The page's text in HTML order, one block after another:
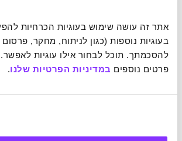
פרטים נוספים במדיניות הפרטיות שלנו.
להשראה:אימוג'ידיק, תרגום של מובי דיק
האימוג'י; או טייס ומטוס שיכתבודברים
כך בשביל הכיף – כי לדעת קורט ברהונלר,
לאנשים רגע לא צפוי של אבסורדיות,
איחוד מניעים לטובת יצירת מציאות חדשה